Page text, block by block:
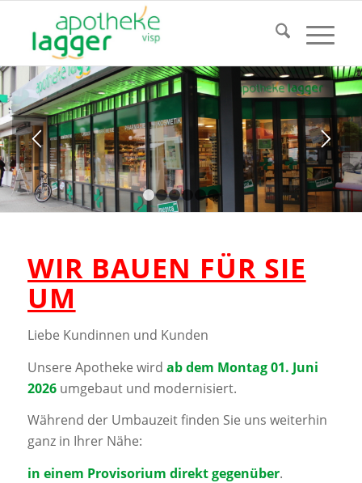
2 4 5 6
WIR BAUEN FÜR SIE
UM
Liebe Kundinnen und Kunden
Unsere Apotheke wird ab dem Montag 01. Juni
2026umgebaut und modernisiert.
Während der Umbauzeit finden Sie uns weiterhin
ganz in Ihrer Nähe:
in einem Provisorium direkt gegenüber.